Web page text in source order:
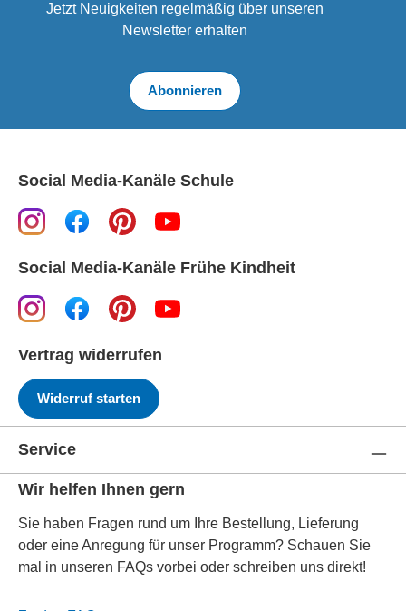
Jetzt Neuigkeiten regelmäßig über unseren
Newsletter erhalten
Abonnieren
Social Media-Kanäle Schule
Social Media-Kanäle Frühe Kindheit
Vertrag widerrufen
Widerruf starten
Service
Wir helfen Ihnen gern
Sie haben Fragen rund um Ihre Bestellung, Lieferung
oder eine Anregung für unser Programm? Schauen Sie
mal in unseren FAQs vorbei oder schreiben uns direkt!